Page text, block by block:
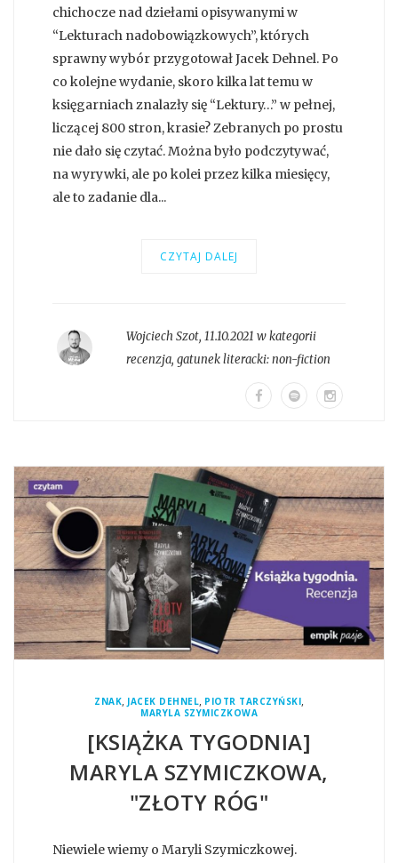
chichocze nad dziełami opisywanymi w
“Lekturach nadobowiązkowych”, których
sprawny wybór przygotował Jacek Dehnel. Po
co kolejne wydanie, skoro kilka lat temu w
księgarniach znalazły się “Lektury…” w pełnej,
liczącej 800 stron, krasie? Zebranych po prostu
nie dało się czytać. Można było podczytywać,
na wyrywki, ale po kolei przez kilka miesięcy,
ale to zadanie dla...
CZYTAJ DALEJ
Wojciech Szot, 11.10.2021 w kategorii
recenzja, gatunek literacki:non-fiction
ZNAK, JACEK DEHNEL, PIOTR TARCZYŃSKI,
MARYLA SZYMICZKOWA
[KSIĄŻKA TYGODNIA]
MARYLA SZYMICZKOWA,
"ZŁOTY RÓG"
Niewiele wiemy o Maryli Szymiczkowej.